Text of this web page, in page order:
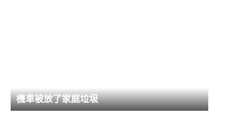
機車被放了家庭垃圾